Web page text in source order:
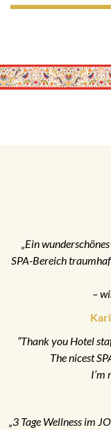
„Ein
SPA-Bereich
–
“Thank you Hotel
The nicest
I’m
„3 Tage Wellness im